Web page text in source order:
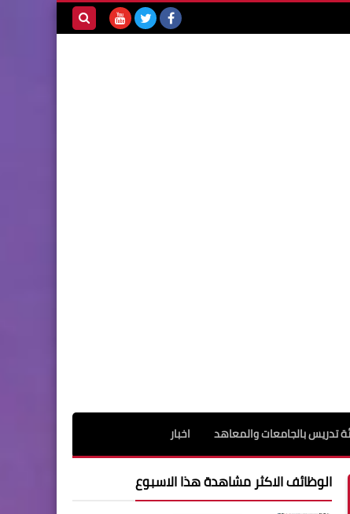
تدريس بالجامعات والمعاهد اخبار
الوظائف الاكثر مشاهدة هذا الاسبوع